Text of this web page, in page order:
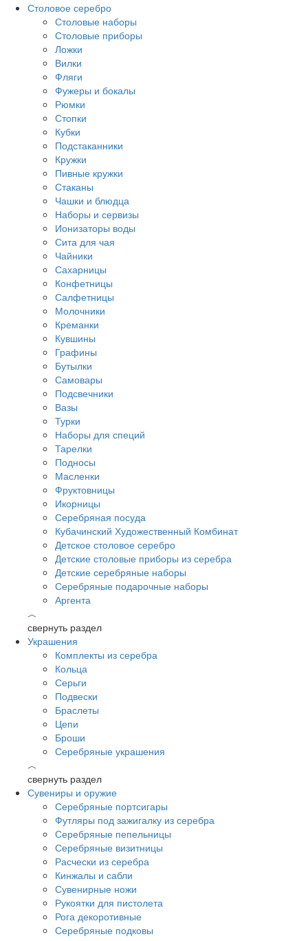
Столовое серебро
Столовые наборы
Столовые приборы
Ложки
Вилки
Фляги
Фужеры и бокалы
Рюмки
Стопки
Кубки
Подстаканники
Кружки
Пивные кружки
Стаканы
Чашки и блюдца
Наборы и сервизы
Ионизаторы воды
Сита для чая
Чайники
Сахарницы
Конфетницы
Салфетницы
Молочники
Креманки
Кувшины
Графины
Бутылки
Самовары
Подсвечники
Вазы
Турки
Наборы для специй
Тарелки
Подносы
Масленки
Фруктовницы
Икорницы
Серебряная посуда
Кубачинский Художественный Комбинат
Детское столовое серебро
Детские столовые приборы из серебра
Детские серебряные наборы
Серебряные подарочные наборы
Аргента
︿
свернуть раздел
Украшения
Комплекты из серебра
Кольца
Серьги
Подвески
Браслеты
Цепи
Броши
Серебряные украшения
︿
свернуть раздел
Сувениры и оружие
Серебряные портсигары
Футляры под зажигалку из серебра
Серебряные пепельницы
Серебряные визитницы
Расчески из серебра
Кинжалы и сабли
Сувенирные ножи
Рукоятки для пистолета
Рога декоротивные
Серебряные подковы